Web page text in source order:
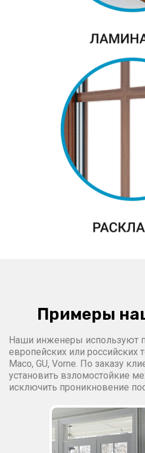
Примеры
Наши инженеры используют
европейских или российских
Maco, GU, Vorne. По заказу
установить взломостойкие
исключить проникновение